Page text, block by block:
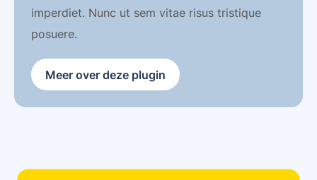
imperdiet. Nunc ut sem vitae risus tristique
posuere.
Meer over deze plugin